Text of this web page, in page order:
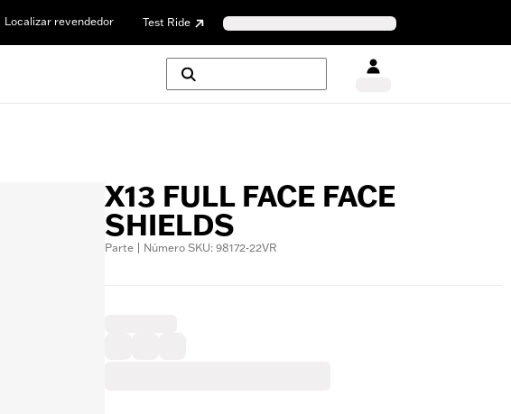
Localizar revendedor Test Ride
X13 FULL FACE FACE
SHIELDS
Parte | Número SKU: 98172-22VR